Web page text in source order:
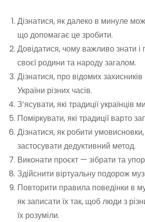
Дізнатися, як далеко в минуле
що допомагає це зробити.
Довідатися, чому важливо знати і
своєї родини та народу загалом.
Дізнатися, про відомих захисників
України різних часів.
З’ясувати, які традиції українців
Поміркувати, які традиції варто
Дізнатися, як робити
застосувати дедуктивний метод.
Виконати проєкт — зібрати та
Здійснити віртуальну подорож
Повторити правила поведінки в
як записати їх так, щоб люди з
їх розуміли.